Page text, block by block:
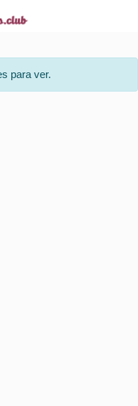
para ver.